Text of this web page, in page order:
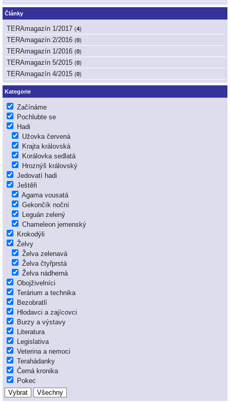
Články
TERAmagazín 1/2017 (4)
TERAmagazín 2/2016 (0)
TERAmagazín 1/2016 (0)
TERAmagazín 5/2015 (0)
TERAmagazín 4/2015 (0)
Kategorie
Začínáme
Pochlubte se
Hadi
Užovka červená
Krajta královská
Korálovka sedlatá
Hroznýš královský
Jedovatí hadi
Ještěři
Agama vousatá
Gekončík noční
Leguán zelený
Chameleon jemenský
Krokodýli
Želvy
Želva zelenavá
Želva čtyřprstá
Želva nádherná
Obojživelníci
Terárium a technika
Bezobratlí
Hlodavci a zajícovci
Burzy a výstavy
Literatura
Legislativa
Veterina a nemoci
Terahádanky
Černá kronika
Pokec